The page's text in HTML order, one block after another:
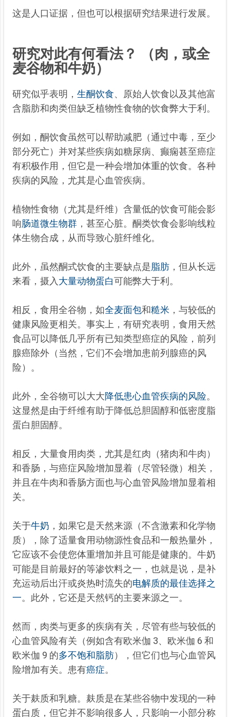
这是人口证据，但也可以根据研究结果进行发展。
研究对此有何看法？ （肉，或全
麦谷物和牛奶）
研究似乎表明， 生酮饮食、原始人饮食以及其他富
含脂肪和肉类但缺乏植物性食物的饮食弊大于利。
例如，酮饮食虽然可以帮助减肥（通过中毒，至少
部分死亡）并对某些疾病如糖尿病、癫痫甚至癌症
有积极作用，但它是一种会增加体重的饮食。各种
疾病的风险，尤其是心血管疾病。
植物性食物（尤其是纤维）含量低的饮食可能会影
响肠道微生物群 ，甚至心脏。酮类饮食会影响线粒
体生物合成，从而导致心脏纤维化。
此外，虽然酮式饮食的主要缺点是脂肪 ，但从长远
来看，摄入 大量动物蛋白可能弊大于利。
相反，食用全谷物，如全麦面包和糙米 ，与较低的
健康风险更相关。事实上，有研究表明，食用天然
食品可以降低几乎所有已知类型癌症的风险，前列
腺癌除外（当然，它们不会增加患前列腺癌的风
险）。
此外，全谷物可以大大降低患心血管疾病的风险。
这显然是由于纤维有助于降低总胆固醇和低密度脂
蛋白胆固醇。
相反，大量食用肉类，尤其是红肉（猪肉和牛肉）
和香肠，与癌症风险增加显着（尽管轻微）相关，
并且在牛肉和香肠方面也与心血管风险增加显着相
关。
关于牛奶 ，如果它是天然来源（不含激素和化学物
质），除了适量食用动物源性食品和一般热量外，
它应该不会使您体重增加并且可能是健康的。牛奶
可能是目前最好的等渗饮料之一，也就是说，是补
充运动后出汗或炎热时流失的电解质的最佳选择之
一。此外，它还是天然钙的主要来源之一。
然而，肉类与更多的疾病有关，尽管有些与较低的
心血管风险有关（例如含有欧米伽 3、欧米伽 6 和
欧米伽 9 的多不饱和脂肪），但它们也与心血管风
险增加有关。患有癌症。
关于麸质和乳糖。麸质是在某些谷物中发现的一种
蛋白质，但它并不影响很多人，只影响一小部分称